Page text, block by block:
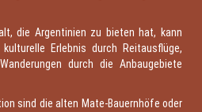
die Argentinien zu bieten hat, kann
Erlebnis durch Reitausflüge,
durch die Anbaugebiete
sind die alten Mate-Bauernhöfe oder